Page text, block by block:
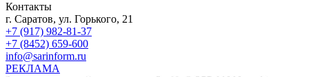
Контакты
г. Саратов, ул. Горького, 21
+7 (917) 982-81-37
+7 (8452) 659-600
info@sarinform.ru
РЕКЛАМА